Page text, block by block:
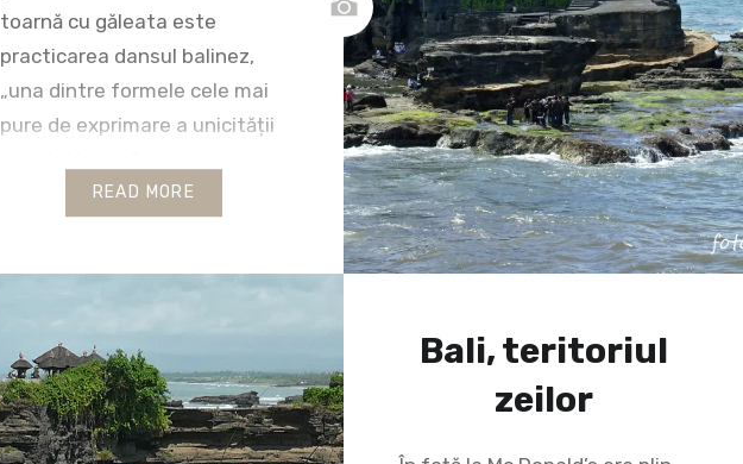
toarnă cu găleata este
practicarea dansul balinez,
„una dintre formele cele mai
pure de exprimare a unicității
aparține profesorului meu de
READ MORE
Bali, teritoriul
zeilor